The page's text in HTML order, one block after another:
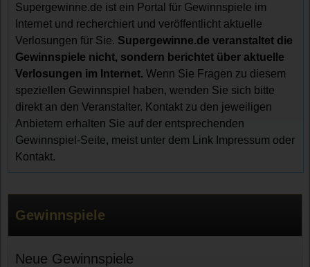
Supergewinne.de ist ein Portal für Gewinnspiele im
Internet und recherchiert und veröffentlicht aktuelle
Verlosungen für Sie. Supergewinne.de veranstaltet die
Gewinnspiele nicht, sondern berichtet über aktuelle
Verlosungen im Internet. Wenn Sie Fragen zu diesem
speziellen Gewinnspiel haben, wenden Sie sich bitte
direkt an den Veranstalter. Kontakt zu den jeweiligen
Anbietern erhalten Sie auf der entsprechenden
Gewinnspiel-Seite, meist unter dem Link Impressum oder
Kontakt.
Gewinnspiele
Neue Gewinnspiele